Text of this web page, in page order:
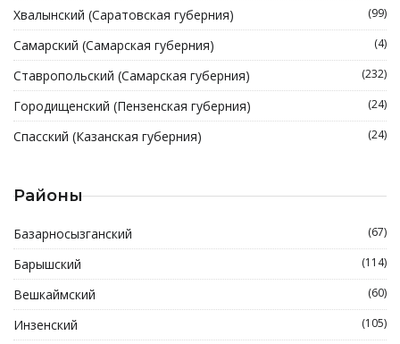
Хвалынский (Саратовская губерния) (99)
Самарский (Самарская губерния) (4)
Ставропольский (Самарская губерния) (232)
Городищенский (Пензенская губерния) (24)
Спасский (Казанская губерния) (24)
Районы
Базарносызганский (67)
Барышский (114)
Вешкаймский (60)
Инзенский (105)